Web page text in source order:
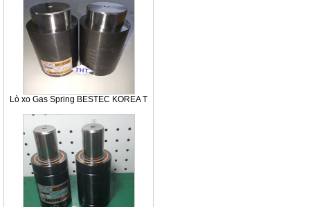
Lò xo Gas Spring BESTEC KOREA T